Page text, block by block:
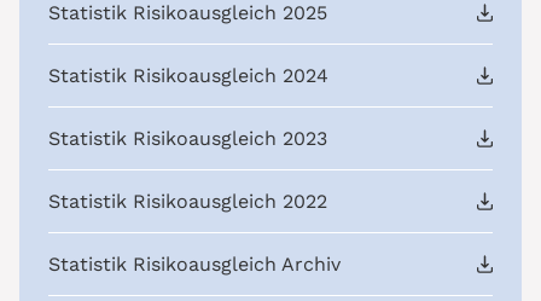
Statistik Risikoausgleich 2025
Statistik Risikoausgleich 2024
Statistik Risikoausgleich 2023
Statistik Risikoausgleich 2022
Statistik Risikoausgleich Archiv